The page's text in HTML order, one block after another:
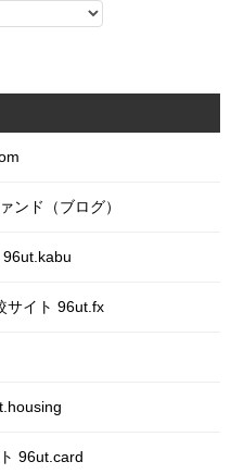
ド（ブログ）
サイト 96ut.fx
96ut.card